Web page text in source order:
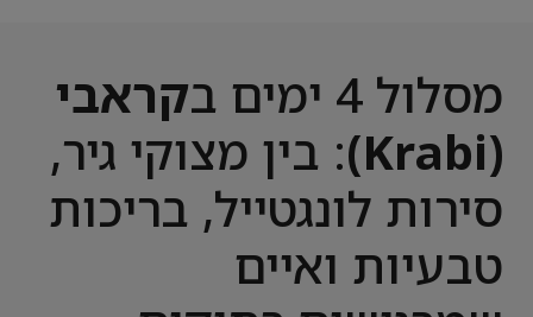
מסלול 4 ימים ב
קראבי
(Krabi)
: בין מצוקי גיר,
סירות לונגטייל, בריכות
טבעיות ואיים